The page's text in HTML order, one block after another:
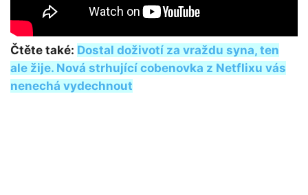
Čtěte také: Dostal doživotí za vraždu syna, ten
ale žije. Nová strhující cobenovka z Netflixu vás
nenechá vydechnout